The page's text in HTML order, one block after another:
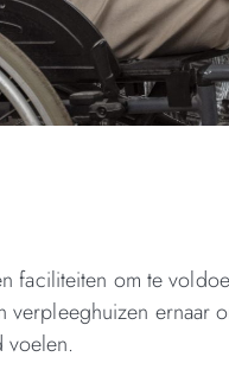
faciliteiten om te
ernaar
voelen.